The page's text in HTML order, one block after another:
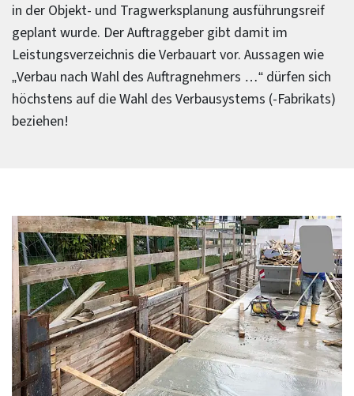
in der Objekt- und Tragwerksplanung ausführungsreif
geplant wurde. Der Auftraggeber gibt damit im
Leistungsverzeichnis die Verbauart vor. Aussagen wie
„Verbau nach Wahl des Auftragnehmers …“ dürfen sich
höchstens auf die Wahl des Verbausystems (-Fabrikats)
beziehen!